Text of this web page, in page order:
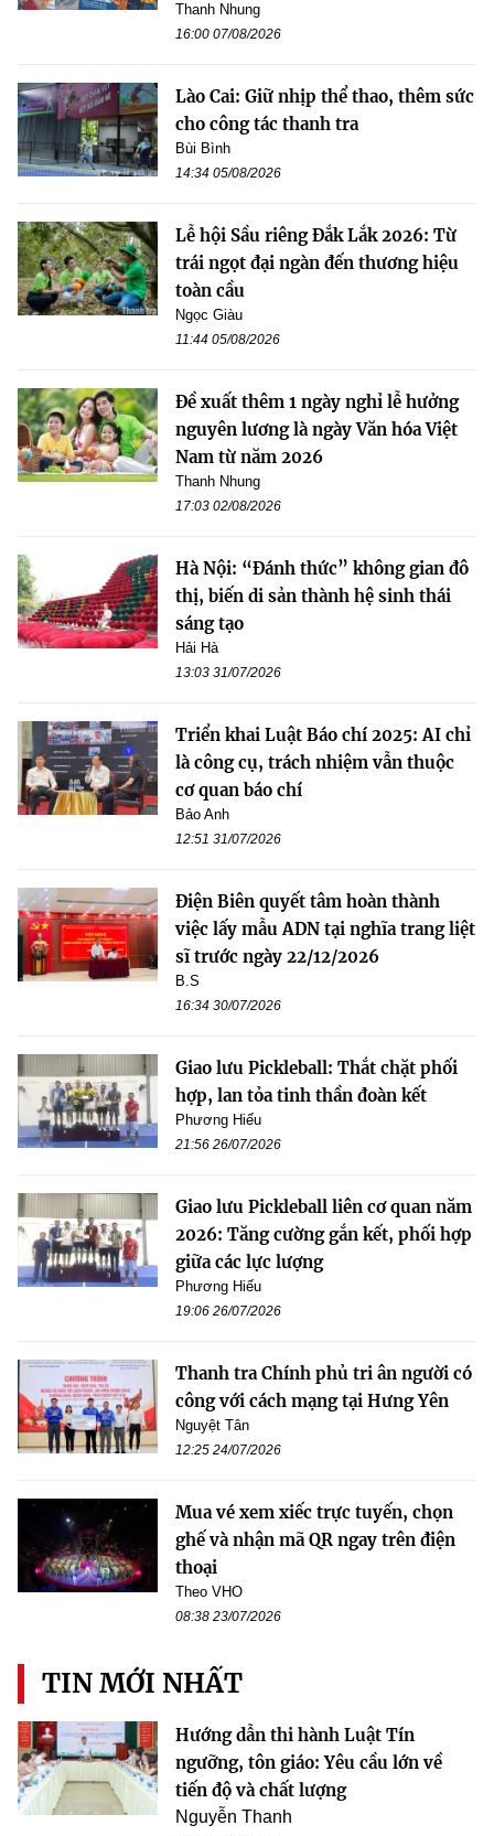
Thanh Nhung
16:00 07/08/2026
Lào Cai: Giữ nhịp thể thao, thêm sức
cho công tác thanh tra
Bùi Bình
14:34 05/08/2026
Lễ hội Sầu riêng Đắk Lắk 2026: Từ
trái ngọt đại ngàn đến thương hiệu
toàn cầu
Ngọc Giàu
11:44 05/08/2026
Đề xuất thêm 1 ngày nghỉ lễ hưởng
nguyên lương là ngày Văn hóa Việt
Nam từ năm 2026
Thanh Nhung
17:03 02/08/2026
Hà Nội: “Đánh thức” không gian đô
thị, biến di sản thành hệ sinh thái
sáng tạo
Hải Hà
13:03 31/07/2026
Triển khai Luật Báo chí 2025: AI chỉ
là công cụ, trách nhiệm vẫn thuộc
cơ quan báo chí
Bảo Anh
12:51 31/07/2026
Điện Biên quyết tâm hoàn thành
việc lấy mẫu ADN tại nghĩa trang liệt
sĩ trước ngày 22/12/2026
B.S
16:34 30/07/2026
Giao lưu Pickleball: Thắt chặt phối
hợp, lan tỏa tinh thần đoàn kết
Phương Hiếu
21:56 26/07/2026
Giao lưu Pickleball liên cơ quan năm
2026: Tăng cường gắn kết, phối hợp
giữa các lực lượng
Phương Hiếu
19:06 26/07/2026
Thanh tra Chính phủ tri ân người có
công với cách mạng tại Hưng Yên
Nguyệt Tân
12:25 24/07/2026
Mua vé xem xiếc trực tuyến, chọn
ghế và nhận mã QR ngay trên điện
thoại
Theo VHO
08:38 23/07/2026
TIN MỚI NHẤT
Hướng dẫn thi hành Luật Tín
ngưỡng, tôn giáo: Yêu cầu lớn về
tiến độ và chất lượng
Nguyễn Thanh